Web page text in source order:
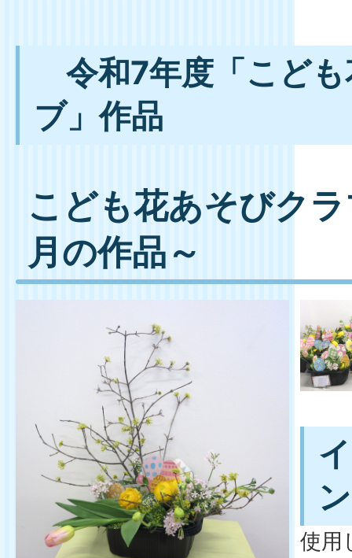
令和7年度「こど
ブ」作品
こども花あそびク
月の作品～
使用